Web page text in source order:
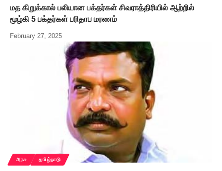
மத கிறுக்கால் பலியான பக்தர்கள் சிவராத்திரியில் ஆற்றில்
மூழ்கி 5 பக்தர்கள் பரிதாப மரணம்
February 27, 2025
அரசு தமிழ்நாடு